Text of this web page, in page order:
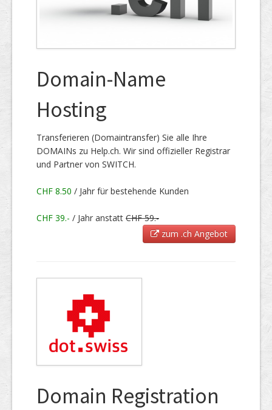
Domain-Name
Hosting
Transferieren (Domaintransfer) Sie alle Ihre
DOMAINs zu Help.ch. Wir sind offizieller Registrar
und Partner von SWITCH.
CHF 8.50 / Jahr für bestehende Kunden
CHF 39.- / Jahr anstatt CHF 59.-
zum .ch Angebot
Domain Registration